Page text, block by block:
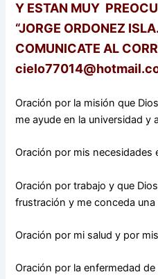
Y ESTAN MUY
“JORGE ORDONEZ
COMUNICATE AL
Oración por la misión que
me ayude en la universidad y
Oración por mis necesidades
Oración por trabajo y que
frustración y me conceda una
Oración por mi salud y por
Oración por la enfermedad de